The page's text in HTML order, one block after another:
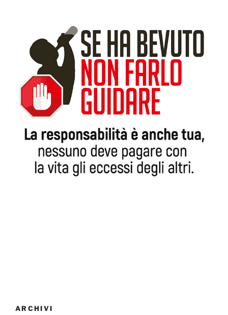
ARCHIVI